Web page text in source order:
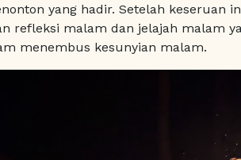
yang hadir. Setelah keseruan
refleksi malam dan jelajah malam
menembus kesunyian malam.